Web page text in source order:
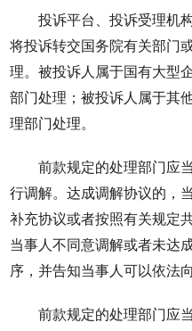
投诉平台、投诉受理机
将投诉转交国务院有关部门
理。被投诉人属于国有大型
部门处理；被投诉人属于其
理部门处理。
前款规定的处理部门应
行调解。达成调解协议的，
补充协议或者按照有关规定
当事人不同意调解或者未达
序，并告知当事人可以依法
前款规定的处理部门应